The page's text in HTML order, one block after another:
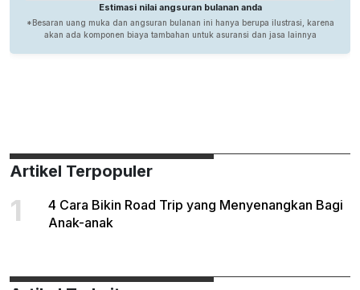
Artikel Terpopuler
1
4 Cara Bikin Road Trip yang Menyenangkan Bagi
Anak-anak